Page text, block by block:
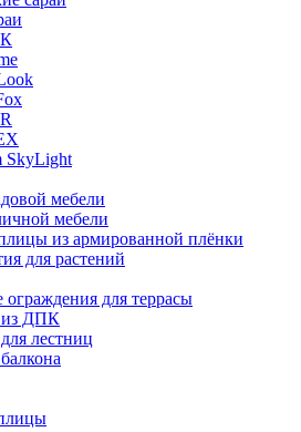
SkyLight
мебели
мебели
из армированной плёнки
для растений
для террасы
из ДПК
лестниц